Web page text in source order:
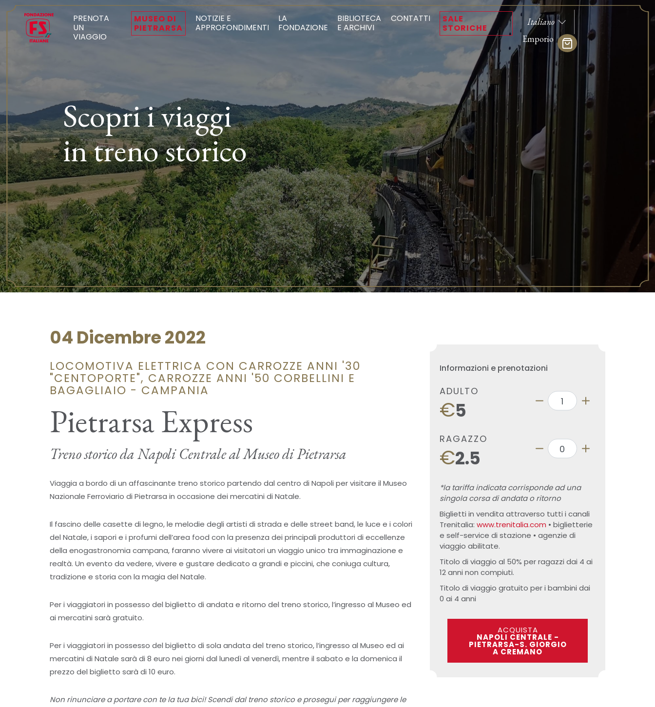
PRENOTA
UN
VIAGGIO
MUSEO DI
PIETRARSA
NOTIZIE E
APPROFONDIMENTI
LA
FONDAZIONE
BIBLIOTECA
E ARCHIVI
CONTATTI
SALE
STORICHE
Emporio
Scopri i viaggi
in treno storico
04 Dicembre 2022
LOCOMOTIVA ELETTRICA CON CARROZZE ANNI '30
"CENTOPORTE", CARROZZE ANNI '50 CORBELLINI E
BAGAGLIAIO - CAMPANIA
Pietrarsa Express
Treno storico da Napoli Centrale al Museo di Pietrarsa
Viaggia a bordo di un affascinante treno storico partendo dal centro di Napoli per visitare il Museo
Nazionale Ferroviario di Pietrarsa in occasione dei mercatini di Natale.
Il fascino delle casette di legno, le melodie degli artisti di strada e delle street band, le luce e i colori
del Natale, i sapori e i profumi dell’area food con la presenza dei principali produttori di eccellenze
della enogastronomia campana, faranno vivere ai visitatori un viaggio unico tra immaginazione e
realtà. Un evento da vedere, vivere e gustare dedicato a grandi e piccini, che coniuga cultura,
tradizione e storia con la magia del Natale.
Per i viaggiatori in possesso del biglietto di andata e ritorno del treno storico, l’ingresso al Museo ed
ai mercatini sarà gratuito.
Per i viaggiatori in possesso del biglietto di sola andata del treno storico, l’ingresso al Museo ed ai
mercatini di Natale sarà di 8 euro nei giorni dal lunedì al venerdì, mentre il sabato e la domenica il
prezzo del biglietto sarà di 10 euro.
Non rinunciare a portare con te la tua bici! Scendi dal treno storico e prosegui per raggiungere le
Informazioni e prenotazioni
ADULTO
€5
RAGAZZO
€2.5
*la tariffa indicata corrisponde ad una
singola corsa di andata o ritorno
Biglietti in vendita attraverso tutti i canali
Trenitalia: www.trenitalia.com • biglietterie
e self-service di stazione • agenzie di
viaggio abilitate.
Titolo di viaggio al 50% per ragazzi dai 4 ai
12 anni non compiuti.
Titolo di viaggio gratuito per i bambini dai
0 ai 4 anni
ACQUISTA
NAPOLI CENTRALE -
PIETRARSA-S. GIORGIO
A CREMANO